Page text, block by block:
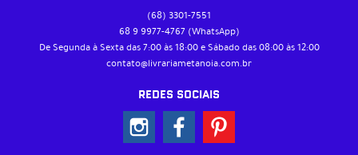
(68) 3301-7551
68 9 9977-4767 (WhatsApp)
De Segunda à Sexta das 7:00 às 18:00 e Sábado das 08:00 às 12:00
contato@livrariametanoia.com.br
REDES SOCIAIS